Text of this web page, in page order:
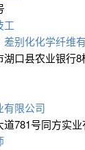
工
差别化化学纤维
口县农业银行8
有限公司
781号同方实